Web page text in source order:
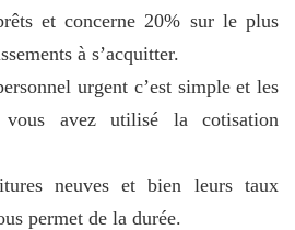
et concerne 20% sur le plus
à s’acquitter.
urgent c’est simple et les
vous avez utilisé la cotisation
neuves et bien leurs taux
permet de la durée.